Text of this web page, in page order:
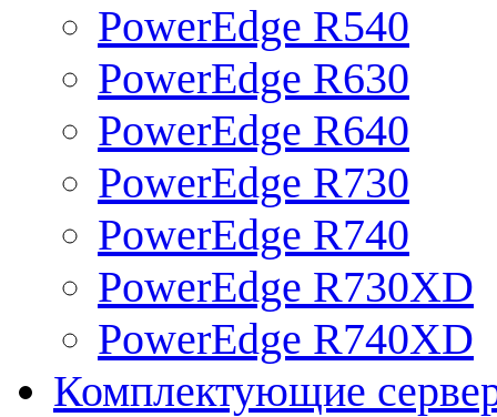
PowerEdge R540
PowerEdge R630
PowerEdge R640
PowerEdge R730
PowerEdge R740
PowerEdge R730XD
PowerEdge R740XD
Комплектующие